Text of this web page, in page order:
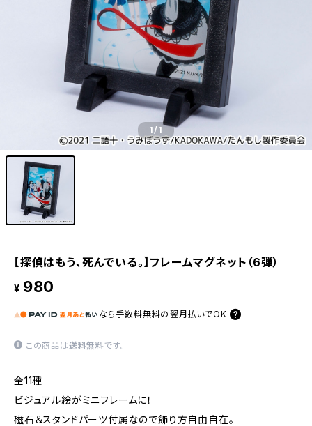
1/1
【探偵はもう、死んでいる。】フレームマグネット（6弾）
¥ 980
なら 手数料無料の 翌月払いでOK
この商品は送料無料です。
全11種
ビジュアル絵がミニフレームに！
磁石＆スタンドパーツ付属なので飾り方自由自在。